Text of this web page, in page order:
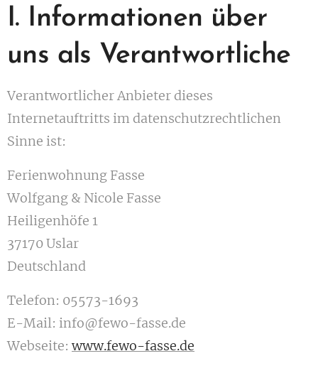
I. Informationen über
uns als Verantwortliche
Verantwortlicher Anbieter dieses
Internetauftritts im datenschutzrechtlichen
Sinne ist:
Ferienwohnung Fasse
Wolfgang & Nicole Fasse
Heiligenhöfe 1
37170 Uslar
Deutschland
Telefon: 05573-1693
E-Mail: info@fewo-fasse.de
Webseite: www.fewo-fasse.de